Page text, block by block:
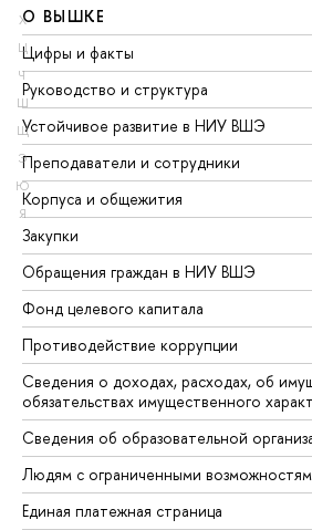
Х
Ц
Ч
Ш
Щ
Э
Ю
Я
О ВЫШКЕ
Цифры и факты
Руководство и структура
Устойчивое развитие в НИУ ВШЭ
Преподаватели и сотрудники
Корпуса и общежития
Закупки
Обращения граждан в НИУ ВШЭ
Фонд целевого капитала
Противодействие коррупции
Сведения о доходах, расходах, об
обязательствах имущественного
Сведения об образовательной
Людям с ограниченными
Единая платежная страница